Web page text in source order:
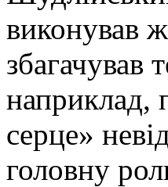
виконував
збагачував
наприклад,
серце»
головну